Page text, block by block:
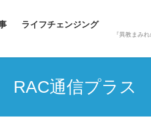
ライフチェンジング
『異教まみ
RAC通信プラス